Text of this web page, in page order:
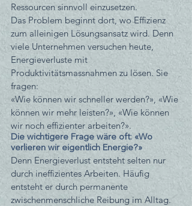
Ressourcen sinnvoll einzusetzen.
Das Problem beginnt dort, wo Effizienz
zum alleinigen Lösungsansatz wird. Denn
viele Unternehmen versuchen heute,
Energieverluste mit
Produktivitätsmassnahmen zu lösen. Sie
fragen:
«Wie können wir schneller werden?», «Wie
können wir mehr leisten?», «Wie können
wir noch effizienter arbeiten?».
Die wichtigere Frage wäre oft: «Wo
verlieren wir eigentlich Energie?»
Denn Energieverlust entsteht selten nur
durch ineffizientes Arbeiten. Häufig
entsteht er durch permanente
zwischenmenschliche Reibung im Alltag.